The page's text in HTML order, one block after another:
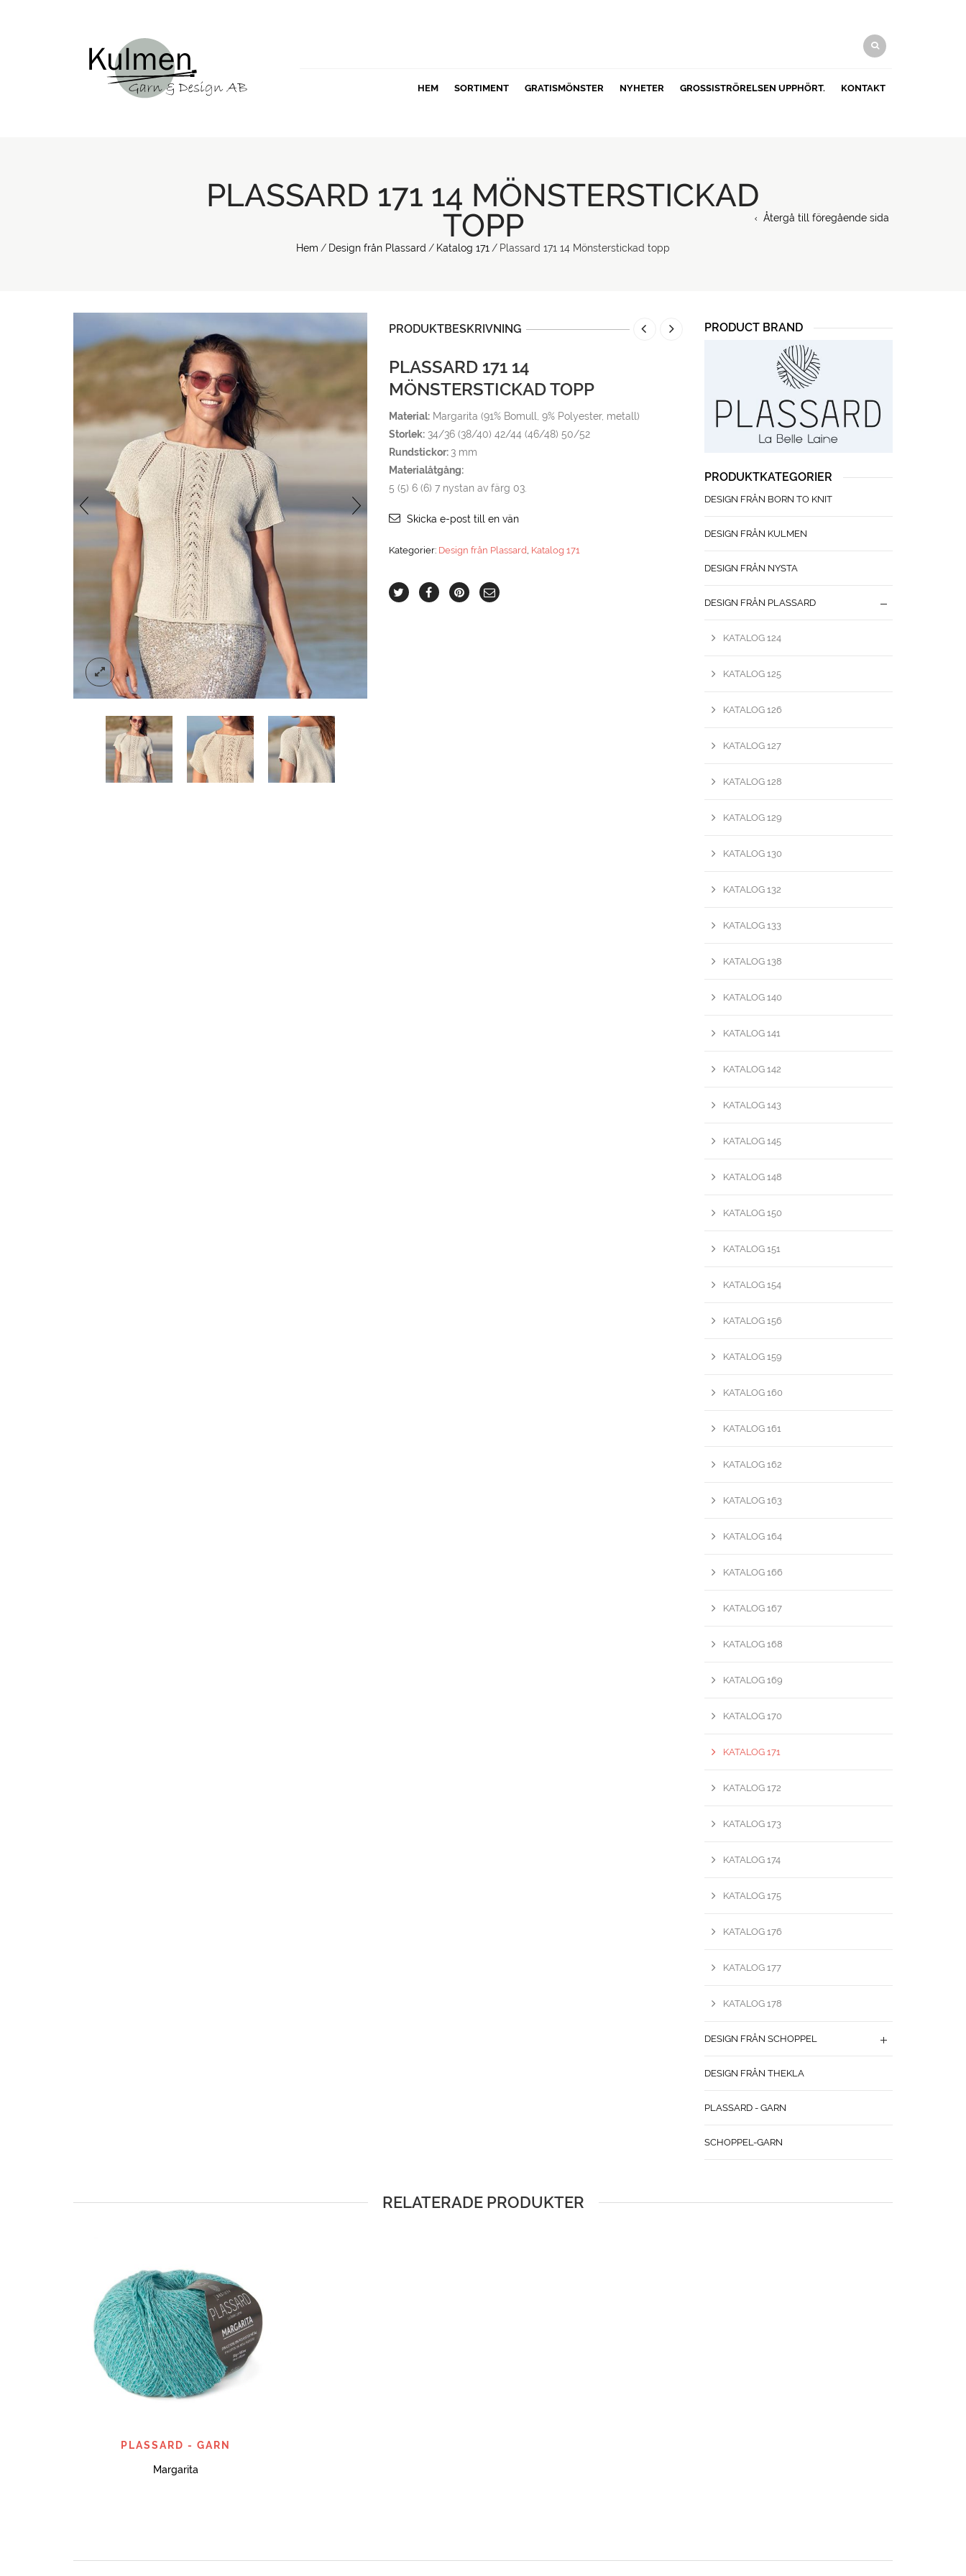
HEM SORTIMENT GRATISMÖNSTER NYHETER GROSSISTRÖRELSEN UPPHÖRT. KONTAKT
PLASSARD 171 14 MÖNSTERSTICKAD
TOPP
Hem / Design från Plassard / Katalog 171 / Plassard 171 14 Mönsterstickad topp
Återgå till föregående sida
PRODUKTBESKRIVNING
PLASSARD 171 14
MÖNSTERSTICKAD TOPP
Material:Margarita (91% Bomull, 9% Polyester, metall)
Storlek:34/36 (38/40) 42/44 (46/48) 50/52
Rundstickor: 3 mm
Materialåtgång:
5 (5) 6 (6) 7 nystan av färg 03.
Skicka e-post till en vän
Kategorier: Design från Plassard, Katalog 171
PRODUCT BRAND
PRODUKTKATEGORIER
DESIGN FRÅN BORN TO KNIT
DESIGN FRÅN KULMEN
DESIGN FRÅN NYSTA
DESIGN FRÅN PLASSARD
KATALOG 124
KATALOG 125
KATALOG 126
KATALOG 127
KATALOG 128
KATALOG 129
KATALOG 130
KATALOG 132
KATALOG 133
KATALOG 138
KATALOG 140
KATALOG 141
KATALOG 142
KATALOG 143
KATALOG 145
KATALOG 148
KATALOG 150
KATALOG 151
KATALOG 154
KATALOG 156
KATALOG 159
KATALOG 160
KATALOG 161
KATALOG 162
KATALOG 163
KATALOG 164
KATALOG 166
KATALOG 167
KATALOG 168
KATALOG 169
KATALOG 170
KATALOG 171
KATALOG 172
KATALOG 173
KATALOG 174
KATALOG 175
KATALOG 176
KATALOG 177
KATALOG 178
DESIGN FRÅN SCHOPPEL
DESIGN FRÅN THEKLA
PLASSARD - GARN
SCHOPPEL-GARN
RELATERADE PRODUKTER
SNABBTITT
PLASSARD - GARN
Margarita